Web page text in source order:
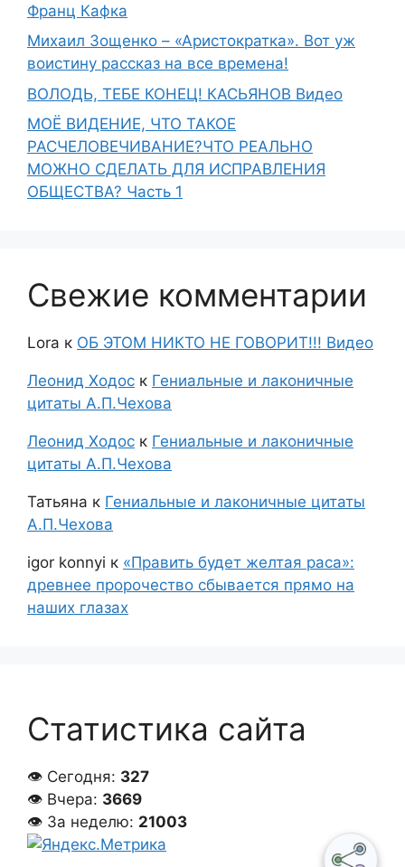
Франц Кафка
Михаил Зощенко – «Аристократка». Вот уж
воистину рассказ на все времена!
ВОЛОДЬ, ТЕБЕ КОНЕЦ! КАСЬЯНОВ Видео
МОЁ ВИДЕНИЕ, ЧТО ТАКОЕ
РАСЧЕЛОВЕЧИВАНИЕ?ЧТО РЕАЛЬНО
МОЖНО СДЕЛАТЬ ДЛЯ ИСПРАВЛЕНИЯ
ОБЩЕСТВА? Часть 1
Свежие комментарии
Lora к ОБ ЭТОМ НИКТО НЕ ГОВОРИТ!!! Видео
Леонид Ходос к Гениальные и лаконичные
цитаты А.П.Чехова
Леонид Ходос к Гениальные и лаконичные
цитаты А.П.Чехова
Татьяна к Гениальные и лаконичные цитаты
А.П.Чехова
igor konnyi к «Править будет желтая раса»:
древнее пророчество сбывается прямо на
наших глазах
Статистика сайта
👁 Сегодня: 327
👁 Вчера: 3669
👁 За неделю: 21003